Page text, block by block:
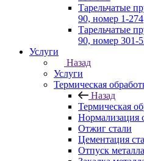
Тарельчатые
90, номер 1-274
Тарельчатые
90, номер 301-
Услуги
Назад
Услуги
Термическая
Назад
Термическая
Нормализация
Отжиг стали
Цементация
Отпуск металла